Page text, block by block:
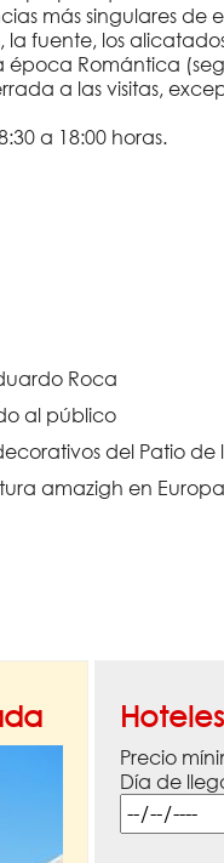
más singulares de
los
época Romántica
a las visitas,
a 18:00 horas.
Roca
al público
del Patio de
amazigh en Europa
Precio
Día de